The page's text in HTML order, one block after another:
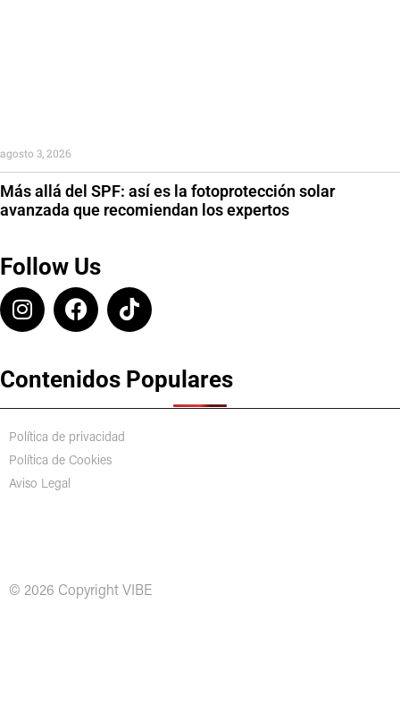
Más allá del SPF: así es la fotoprotección solar
avanzada que recomiendan los expertos
agosto 3, 2026
Follow Us
Contenidos Populares
Política de privacidad
Política de Cookies
Aviso Legal
© 2026 Copyright VIBE